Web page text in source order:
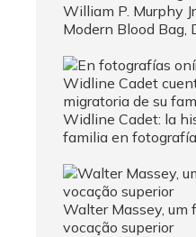
William P. Murphy
Modern Blood Bag,
Widline Cadet: la
familia en
Walter Massey, um
vocação superior